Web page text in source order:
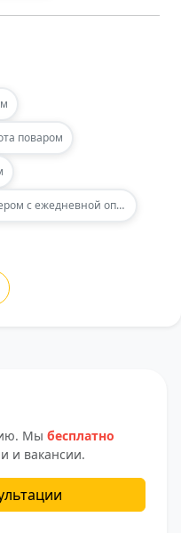
поваром
Курьером с ежедневной оплатой
Мы бесплатно
и вакансии.